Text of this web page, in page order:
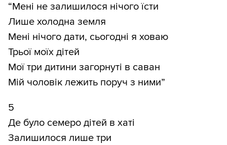
“Мені не залишилося нічого їсти
Лише холодна земля
Мені нічого дати, сьогодні я ховаю
Трьої моїх дітей
Мої три дитини загорнуті в саван
Мій чоловік лежить поруч з ними”
5
Де було семеро дітей в хаті
Залишилося лише три